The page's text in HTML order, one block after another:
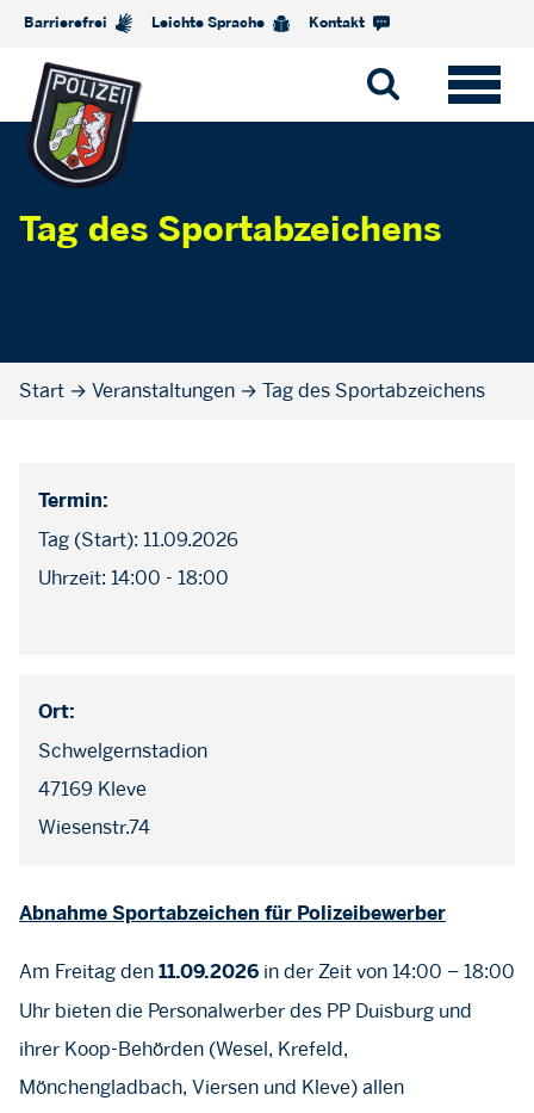
Barrierefrei Leichte Sprache Kontakt
Tag des Sportabzeichens
Start → Veranstaltungen → Tag des Sportabzeichens
Termin:
Tag (Start): 11.09.2026
Uhrzeit: 14:00 - 18:00
Ort:
Schwelgernstadion
47169 Kleve
Wiesenstr.74
Abnahme Sportabzeichen für Polizeibewerber
Am Freitag den 11.09.2026 in der Zeit von 14:00 – 18:00
Uhr bieten die Personalwerber des PP Duisburg und
ihrer Koop-Behörden (Wesel, Krefeld,
Mönchengladbach, Viersen und Kleve) allen